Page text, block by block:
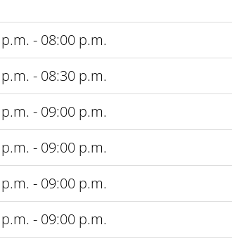
- 08:00 p.m.
- 08:30 p.m.
- 09:00 p.m.
- 09:00 p.m.
- 09:00 p.m.
- 09:00 p.m.